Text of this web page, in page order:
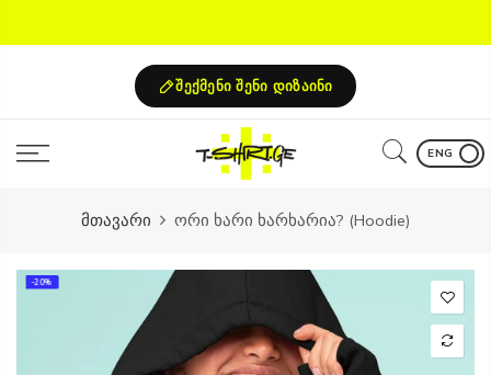
შექმენი შენი დიზაინი
ENG
მთავარი ორი ხარი ხარხარია? (Hoodie)
-20%